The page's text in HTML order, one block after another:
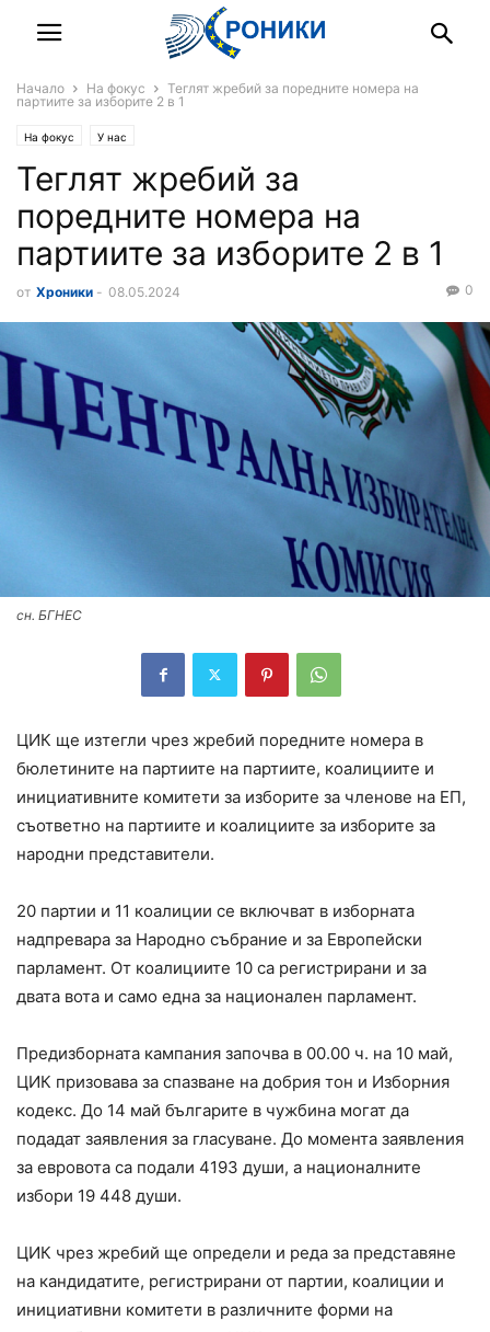
Начало На фокус
Теглят жребий за поредните номера на
партиите за изборите 2 в 1
На фокус У нас
Теглят жребий за
поредните номера на
партиите за изборите 2 в 1
от Хроники - 08.05.2024 0
сн. БГНЕС
ЦИК ще изтегли чрез жребий поредните номера в
бюлетините на партиите на партиите, коалициите и
инициативните комитети за изборите за членове на ЕП,
съответно на партиите и коалициите за изборите за
народни представители.
20 партии и 11 коалиции се включват в изборната
надпревара за Народно събрание и за Европейски
парламент. От коалициите 10 са регистрирани и за
двата вота и само една за национален парламент.
Предизборната кампания започва в 00.00 ч. на 10 май,
ЦИК призовава за спазване на добрия тон и Изборния
кодекс. До 14 май българите в чужбина могат да
подадат заявления за гласуване. До момента заявления
за евровота са подали 4193 души, а националните
избори 19 448 души.
ЦИК чрез жребий ще определи и реда за представяне
на кандидатите, регистрирани от партии, коалиции и
инициативни комитети в различните форми на